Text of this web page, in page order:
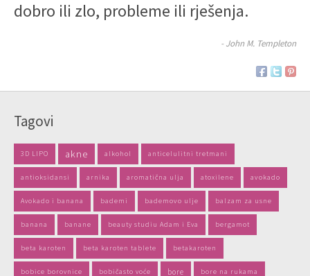
dobro ili zlo, probleme ili rješenja.
- John M. Templeton
Tagovi
3D LIPO akne alkohol anticelulitni tretmani
antioksidansi arnika aromatična ulja atoxilene avokado
Avokado i banana bademi bademovo ulje balzam za usne
banana banane beauty studiu Adam i Eva bergamot
beta karoten beta karoten tablete betakaroten
bobice borovnice bobičasto voće bore bore na rukama